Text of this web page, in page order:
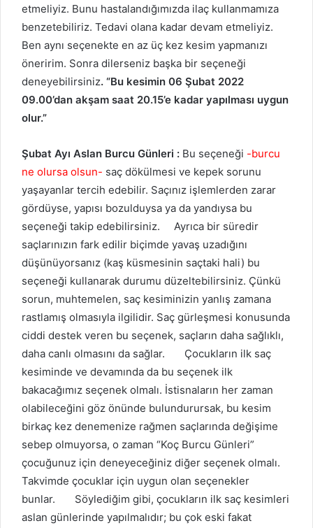
etmeliyiz. Bunu hastalandığımızda ilaç kullanmamıza
benzetebiliriz. Tedavi olana kadar devam etmeliyiz.
Ben aynı seçenekte en az üç kez kesim yapmanızı
öneririm. Sonra dilerseniz başka bir seçeneği
deneyebilirsiniz. “Bu kesimin 06 Şubat 2022
09.00’dan akşam saat 20.15’e kadar yapılması uygun
olur.”
Şubat Ayı Aslan Burcu Günleri : Bu seçeneği -burcu
ne olursa olsun- saç dökülmesi ve kepek sorunu
yaşayanlar tercih edebilir. Saçınız işlemlerden zarar
gördüyse, yapısı bozulduysa ya da yandıysa bu
seçeneği takip edebilirsiniz. Ayrıca bir süredir
saçlarınızın fark edilir biçimde yavaş uzadığını
düşünüyorsanız (kaş küsmesinin saçtaki hali) bu
seçeneği kullanarak durumu düzeltebilirsiniz. Çünkü
sorun, muhtemelen, saç kesiminizin yanlış zamana
rastlamış olmasıyla ilgilidir. Saç gürleşmesi konusunda
ciddi destek veren bu seçenek, saçların daha sağlıklı,
daha canlı olmasını da sağlar. Çocukların ilk saç
kesiminde ve devamında da bu seçenek ilk
bakacağımız seçenek olmalı. İstisnaların her zaman
olabileceğini göz önünde bulundurursak, bu kesim
birkaç kez denemenize rağmen saçlarında değişime
sebep olmuyorsa, o zaman “Koç Burcu Günleri”
çocuğunuz için deneyeceğiniz diğer seçenek olmalı.
Takvimde çocuklar için uygun olan seçenekler
bunlar. Söylediğim gibi, çocukların ilk saç kesimleri
aslan günlerinde yapılmalıdır; bu çok eski fakat